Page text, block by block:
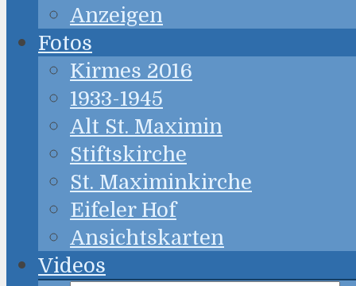
Anzeigen
Fotos
Kirmes 2016
1933-1945
Alt St. Maximin
Stiftskirche
St. Maximinkirche
Eifeler Hof
Ansichtskarten
Videos